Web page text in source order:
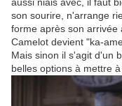
son sourire, n'arrange
forme après son arrivée
Camelot devient "ka-
Mais sinon il s'agit d'un
belles options à mettre à